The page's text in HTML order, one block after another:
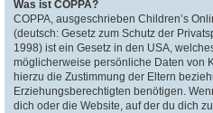
Was ist COPPA?
COPPA, ausgeschrieben Children’s
(deutsch: Gesetz zum Schutz der
1998) ist ein Gesetz in den USA,
möglicherweise persönliche Daten von
hierzu die Zustimmung der Eltern
Erziehungsberechtigten benötigen.
dich oder die Website, auf der du dich